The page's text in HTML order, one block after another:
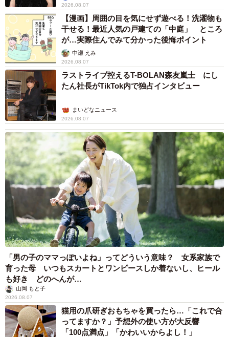
2026.08.07
【漫画】周囲の目を気にせず遊べる！洗濯物も
干せる！最近人気の戸建ての「中庭」 ところ
が…実際住んでみて分かった後悔ポイント
中瀬 えみ
2026.08.07
ラストライブ控えるT-BOLAN森友嵐士 にし
たん社長がTikTok内で独占インタビュー
まいどなニュース
2026.08.07
「男の子のママっぽいよね」ってどういう意味？ 女系家族で
育った母 いつもスカートとワンピースしか着ないし、ヒール
も好き どのへんが…
山岡 もと子
2026.08.07
猫用の爪研ぎおもちゃを買ったら…「これで合
ってますか？」予想外の使い方が大反響
「100点満点」「かわいいからよし！」